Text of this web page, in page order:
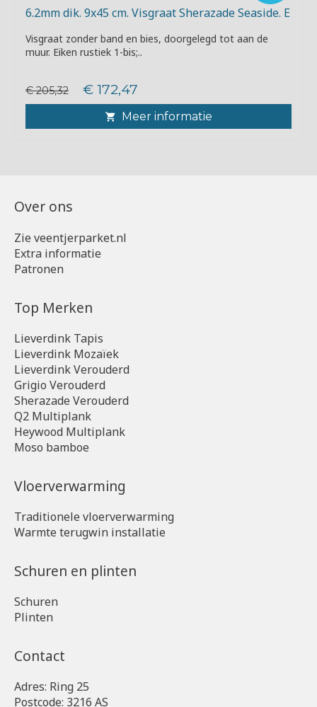
6.2mm dik. 9x45 cm. Visgraat Sherazade Seaside. E
Visgraat zonder band en bies, doorgelegd tot aan de
muur. Eiken rustiek 1-bis;..
€ 205,32 € 172,47
Meer informatie
Over ons
Zie veentjerparket.nl
Extra informatie
Patronen
Top Merken
Lieverdink Tapis
Lieverdink Mozaïek
Lieverdink Verouderd
Grigio Verouderd
Sherazade Verouderd
Q2 Multiplank
Heywood Multiplank
Moso bamboe
Vloerverwarming
Traditionele vloerverwarming
Warmte terugwin installatie
Schuren en plinten
Schuren
Plinten
Contact
Adres: Ring 25
Postcode: 3216 AS